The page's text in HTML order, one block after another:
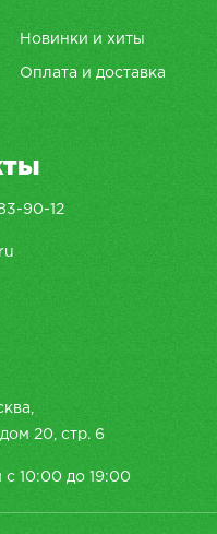
Новинки и хиты
Оплата и доставка
90-12
20, cтр. 6
с 10:00 до 19:00